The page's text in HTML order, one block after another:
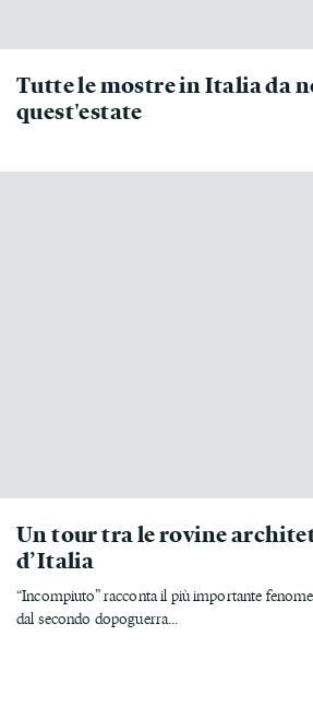
Tutte le mostre in Italia da
quest'estate
Un tour tra le rovine
d’Italia
“Incompiuto” racconta il più importante
dal secondo dopoguerra...